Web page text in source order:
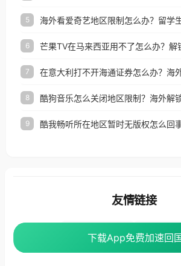
5
6 芒果TV在马来西亚用不了怎么办？解
7
8
9
下载App免费加速回
下载App免费加速回
友情链接